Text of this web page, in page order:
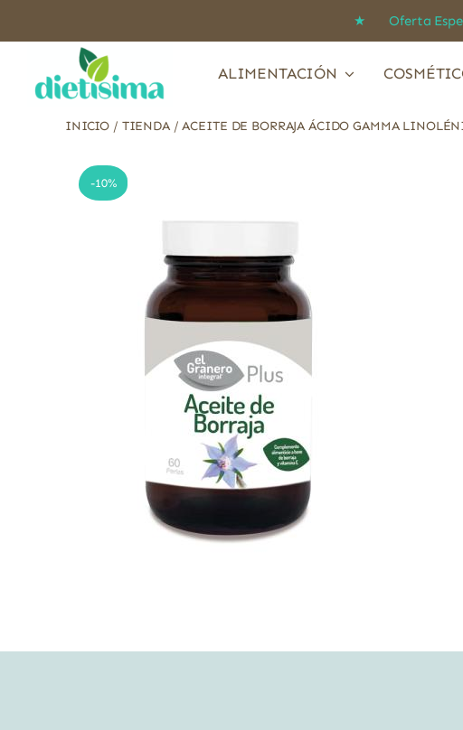
★ Oferta
ALIMENTACIÓN
INICIO / TIENDA/ACEITE DE BORRAJA ÁCIDO GAMMA
-10%